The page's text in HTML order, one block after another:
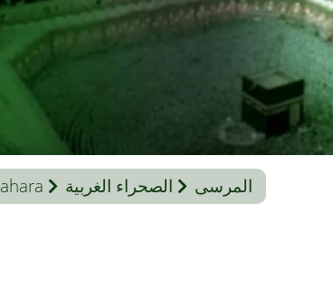
الصحراء الغربية المرسى